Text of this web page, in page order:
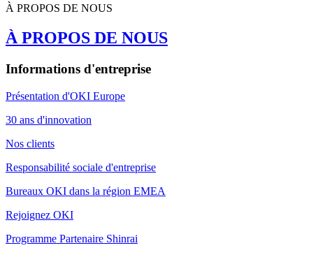
À PROPOS DE NOUS
À PROPOS DE NOUS
Informations d'entreprise
Présentation d'OKI Europe
30 ans d'innovation
Nos clients
Responsabilité sociale d'entreprise
Bureaux OKI dans la région EMEA
Rejoignez OKI
Programme Partenaire Shinrai